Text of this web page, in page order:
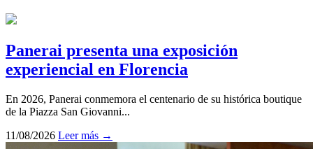
Panerai presenta una exposición
experiencial en Florencia
En 2026, Panerai conmemora el centenario de su histórica boutique
de la Piazza San Giovanni...
11/08/2026 Leer más →